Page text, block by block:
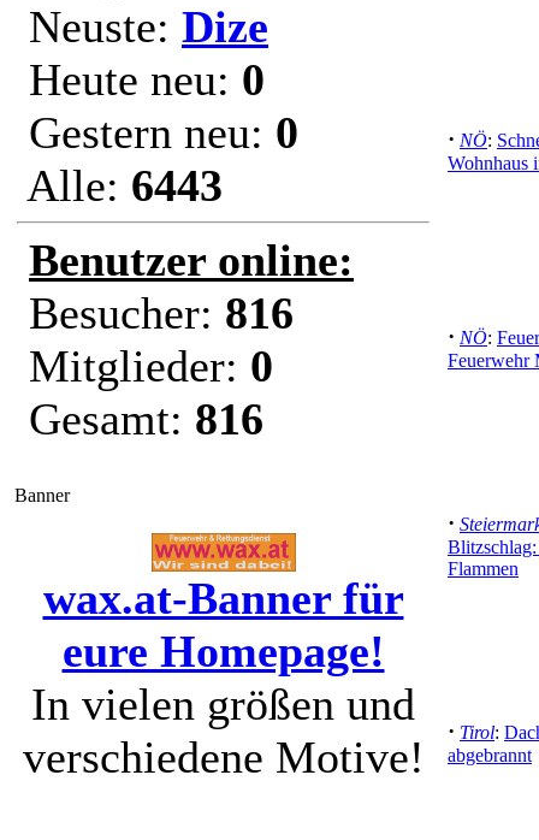
Neuste: Dize
Heute neu: 0
Gestern neu: 0
Alle: 6443
Benutzer online:
Besucher: 816
Mitglieder: 0
Gesamt: 816
Banner
wax.at-Banner für
eure Homepage!
In vielen größen und
verschiedene Motive!
· NÖ:
Wohnhaus
· NÖ:
Feuerwehr
·
Flammen
· Tirol:
abgebrannt